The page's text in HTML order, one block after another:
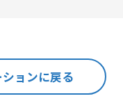
・仕組み
#法令
#選び方
ョンに戻る